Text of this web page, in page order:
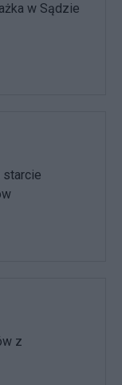
w Sądzie
starcie
z